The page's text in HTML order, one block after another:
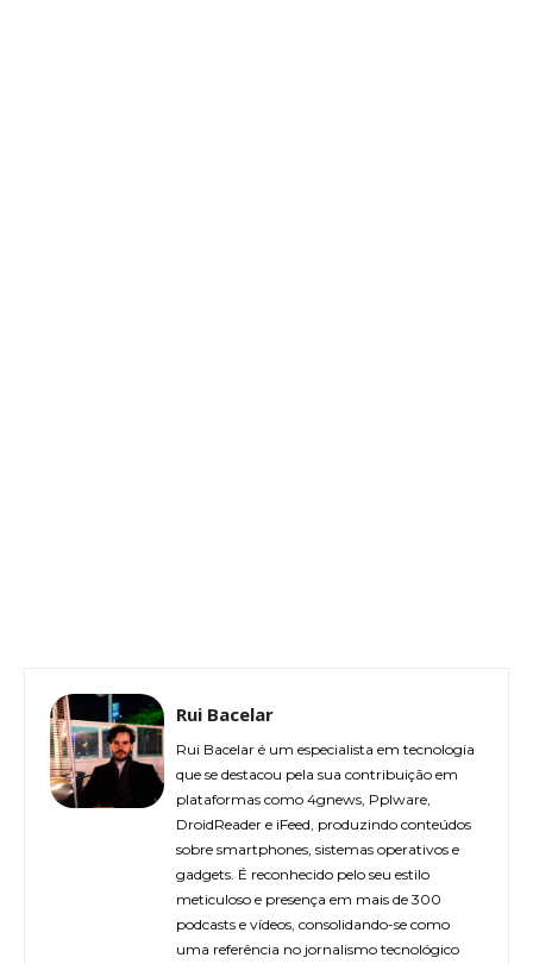
Rui Bacelar
Rui Bacelar é um especialista em tecnologia
que se destacou pela sua contribuição em
plataformas como 4gnews, Pplware,
DroidReader e iFeed, produzindo conteúdos
sobre smartphones, sistemas operativos e
gadgets. É reconhecido pelo seu estilo
meticuloso e presença em mais de 300
podcasts e vídeos, consolidando-se como
uma referência no jornalismo tecnológico